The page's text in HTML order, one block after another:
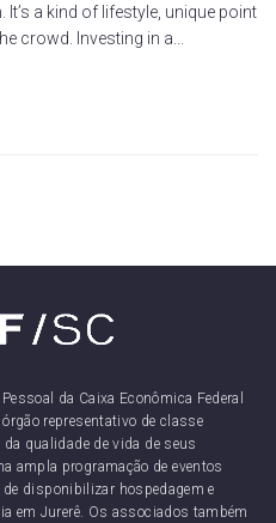
a kind of lifestyle, unique point
crowd. Investing in a...
da Caixa Econômica Federal
representativo de classe
qualidade de vida de seus
ampla programação de eventos
disponibilizar hospedagem e
em Jurerê. Os associados também